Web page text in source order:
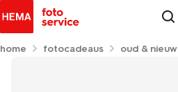
home fotocadeaus oud & nieuw